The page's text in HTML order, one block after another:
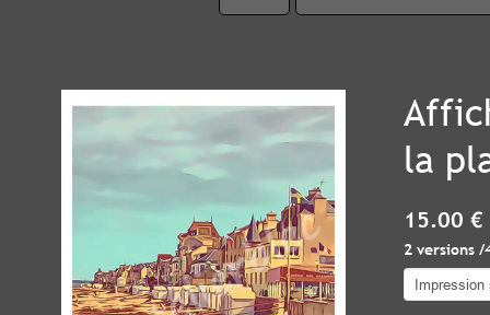
la
15.00 €
2 versions